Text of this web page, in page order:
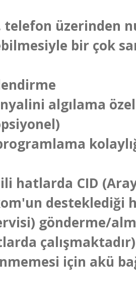
telefon üzerinden
bir çok
algılama
hatlarda CID
desteklediği
gönderme/
için akü